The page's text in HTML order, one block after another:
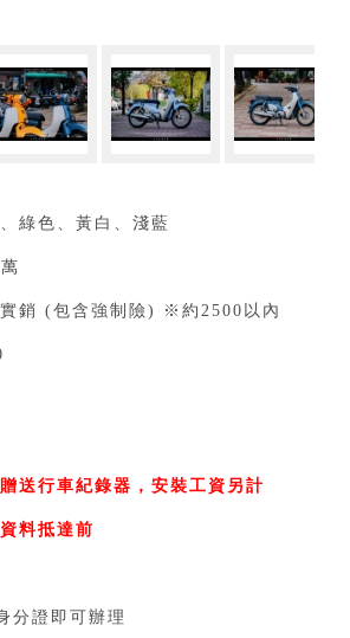
綠色、黃白、淺藍
銷 (包含強制險) ※約2500以內⁣
送行車紀錄器，安裝工資另計⁣
料抵達前⁣
身分證即可辦理⁣⁣⁣⁣⁣⁣⁣⁣⁣⁣⁣⁣⁣⁣⁣⁣⁣⁣⁣⁣⁣